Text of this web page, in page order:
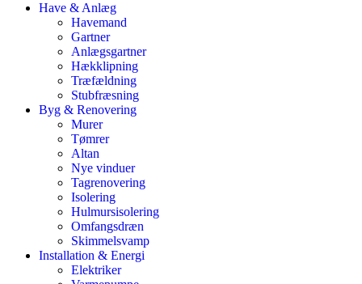
Have & Anlæg
Havemand
Gartner
Anlægsgartner
Hækklipning
Træfældning
Stubfræsning
Byg & Renovering
Murer
Tømrer
Altan
Nye vinduer
Tagrenovering
Isolering
Hulmursisolering
Omfangsdræn
Skimmelsvamp
Installation & Energi
Elektriker